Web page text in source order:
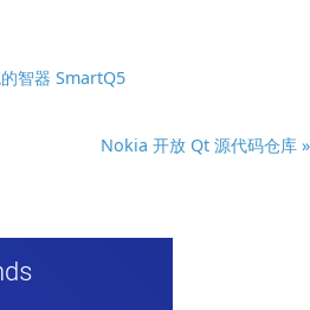
智器 SmartQ5
Nokia 开放 Qt 源代码仓库 »